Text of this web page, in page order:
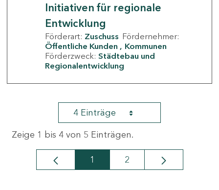
Initiativen für regionale
Entwicklung
Förderart: Zuschuss Fördernehmer:
Öffentliche Kunden
Kommunen
Förderzweck: Städtebau und
Regionalentwicklung
4 Einträge
Zeige 1 bis 4 von 5 Einträgen.
Seite
1 Seite
2